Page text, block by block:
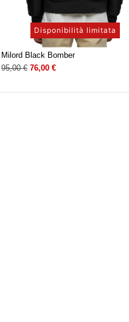
Disponibilità limitata
Milord Black Bomber
95,00€ 76,00 €